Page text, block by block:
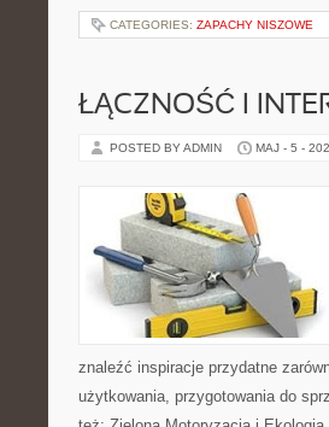
CATEGORIES: ZAPACHY NISZOWE
ŁĄCZNOŚĆ I
POSTED BY ADMIN MAJ - 5 -
znaleźć inspiracje przydatne
użytkowania, przygotowania do